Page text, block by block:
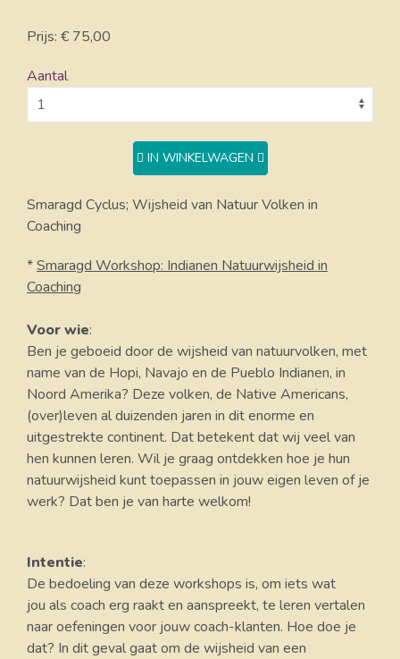
Prijs: € 75,00
Aantal
IN WINKELWAGEN
Smaragd Cyclus; Wijsheid van Natuur Volken in
Coaching
*Smaragd Workshop: Indianen Natuurwijsheid in
Coaching
Voor wie:
Ben je geboeid door de wijsheid van natuurvolken, met
name van de Hopi, Navajo en de Pueblo Indianen, in
Noord Amerika? Deze volken, de Native Americans,
(over)leven al duizenden jaren in dit enorme en
uitgestrekte continent. Dat betekent dat wij veel van
hen kunnen leren. Wil je graag ontdekken hoe je hun
natuurwijsheid kunt toepassen in jouw eigen leven of je
werk? Dat ben je van harte welkom!
Intentie:
De bedoeling van deze workshops is, om iets wat
jou als coach erg raakt en aanspreekt, te leren vertalen
naar oefeningen voor jouw coach-klanten. Hoe doe je
dat? In dit geval gaat om de wijsheid van een